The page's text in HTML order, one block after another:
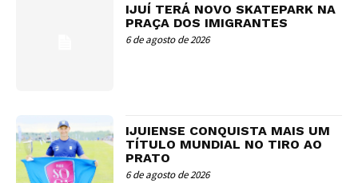
IJUÍ TERÁ NOVO SKATEPARK NA
PRAÇA DOS IMIGRANTES
6 de agosto de 2026
IJUIENSE CONQUISTA MAIS UM
TÍTULO MUNDIAL NO TIRO AO
PRATO
6 de agosto de 2026